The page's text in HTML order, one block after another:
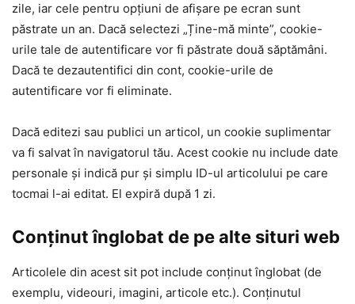
zile, iar cele pentru opțiuni de afișare pe ecran sunt
păstrate un an. Dacă selectezi „Ține-mă minte”, cookie-
urile tale de autentificare vor fi păstrate două săptămâni.
Dacă te dezautentifici din cont, cookie-urile de
autentificare vor fi eliminate.
Dacă editezi sau publici un articol, un cookie suplimentar
va fi salvat în navigatorul tău. Acest cookie nu include date
personale și indică pur și simplu ID-ul articolului pe care
tocmai l-ai editat. El expiră după 1 zi.
Conținut înglobat de pe alte situri web
Articolele din acest sit pot include conținut înglobat (de
exemplu, videouri, imagini, articole etc.). Conținutul